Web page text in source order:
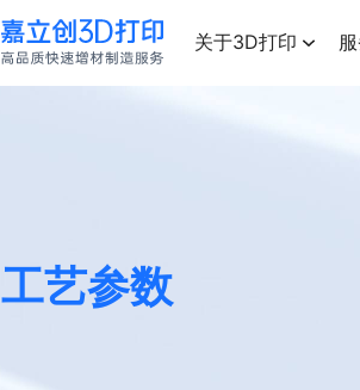
关于3D打印
工艺参数